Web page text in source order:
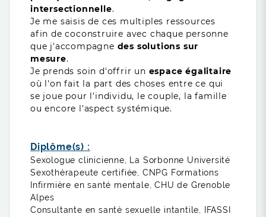
intersectionnelle.
Je me saisis de ces multiples ressources
afin de coconstruire avec chaque personne
que j'accompagne des solutions sur
mesure.
Je prends soin d'offrir un espace égalitaire
où l'on fait la part des choses entre ce qui
se joue pour l'individu, le couple, la famille
ou encore l'aspect systémique.
Diplôme(s) :
Sexologue clinicienne, La Sorbonne Université
Sexothérapeute certifiée, CNPG Formations
Infirmière en santé mentale, CHU de Grenoble
Alpes
Consultante en santé sexuelle intantile, IFASSI